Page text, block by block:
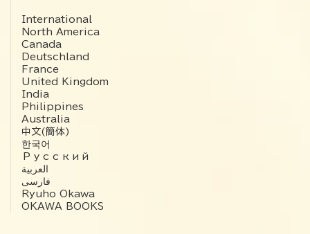
International
North America
Canada
Deutschland
France
United Kingdom
India
Philippines
Australia
中文(簡体)
한국어
Русский
العربية‏
فارسی
Ryuho Okawa
OKAWA BOOKS